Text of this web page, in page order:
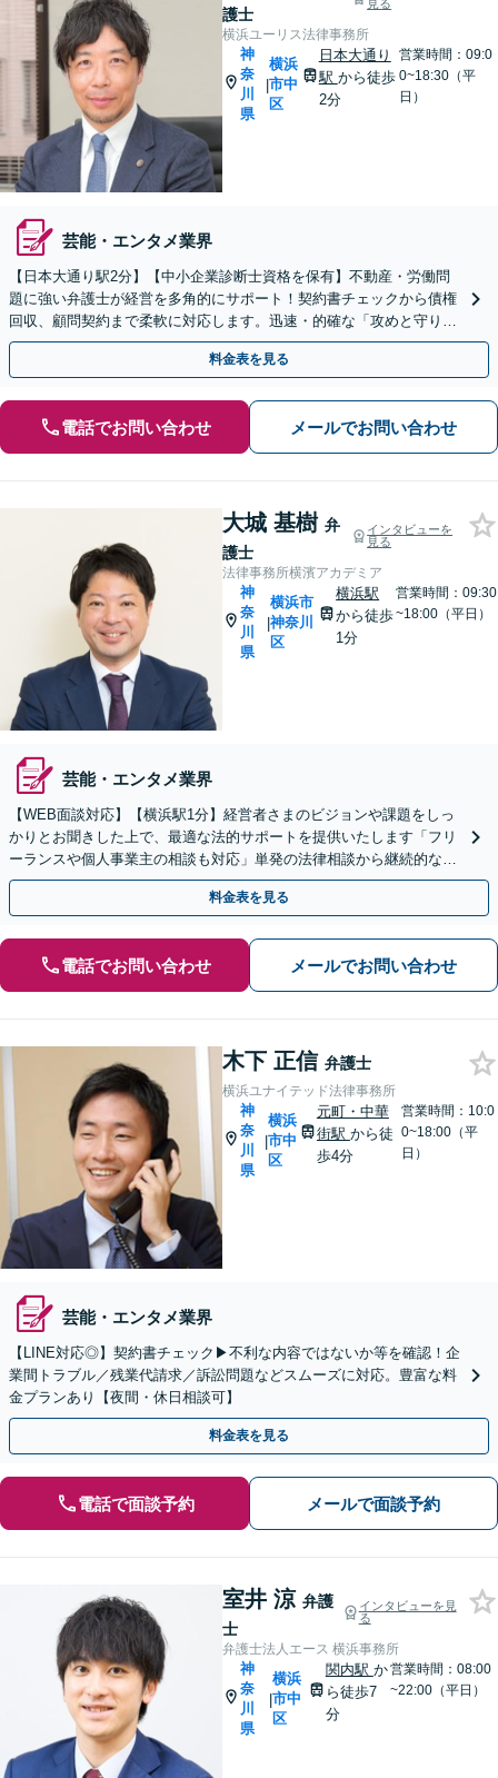
護士
見る
横浜ユーリス法律事務所
神
奈
川
県
|
横浜
市中
区
日本大通り
駅 から徒歩
2分
営業時間：09:0
0~18:30（平
日）
芸能・エンタメ業界
【日本大通り駅2分】【中小企業診断士資格を保有】不動産・労働問
題に強い弁護士が経営を多角的にサポート！契約書チェックから債権
回収、顧問契約まで柔軟に対応します。迅速・的確な「攻めと守りの
法務」をご提案します！【夜間や休日相談も対応可能】
料金表を見る
電話でお問い合わせ メールでお問い合わせ
大城 基樹 弁
護士
インタビューを
見る
法律事務所横濱アカデミア
神
奈
川
県
|
横浜市
神奈川
区
横浜駅
から徒歩
1分
営業時間：09:30
~18:00（平日）
芸能・エンタメ業界
【WEB面談対応】【横浜駅1分】経営者さまのビジョンや課題をしっ
かりとお聞きした上で、最適な法的サポートを提供いたします「フリ
ーランスや個人事業主の相談も対応」単発の法律相談から継続的なサ
ポートまで、ニーズに合わせた柔軟な対応が可能
料金表を見る
電話でお問い合わせ メールでお問い合わせ
木下 正信 弁護士
横浜ユナイテッド法律事務所
神
奈
川
県
|
横浜
市中
区
元町・中華
街駅 から徒
歩4分
営業時間：10:0
0~18:00（平
日）
芸能・エンタメ業界
【LINE対応◎】契約書チェック▶︎不利な内容ではないか等を確認！企
業間トラブル／残業代請求／訴訟問題などスムーズに対応。豊富な料
金プランあり【夜間・休日相談可】
料金表を見る
電話で面談予約 メールで面談予約
室井 涼 弁護
士
インタビューを見
る
弁護士法人エース 横浜事務所
神
奈
川
県
|
横浜
市中
区
関内駅 か
ら徒歩7
分
営業時間：08:00
~22:00（平日）